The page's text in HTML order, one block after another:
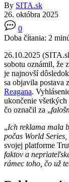
By SITA.sk
26. októbra 2025
0
Doba čítania: 2
26.10.2025
sobotu oznámil, že
je najnovší
sa objavila postava
Reagana.
ukončenie
čo označil za „
„Ich reklama mala
počas World
svojej platforme
faktov a
rámec toho, čo už